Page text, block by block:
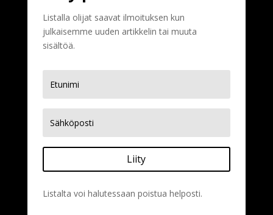
Listalla olijat saavat ilmoituksen kun
julkaisemme uuden artikkelin tai muuta
sisältöä.
Liity
Listalta voi halutessaan poistua helposti.